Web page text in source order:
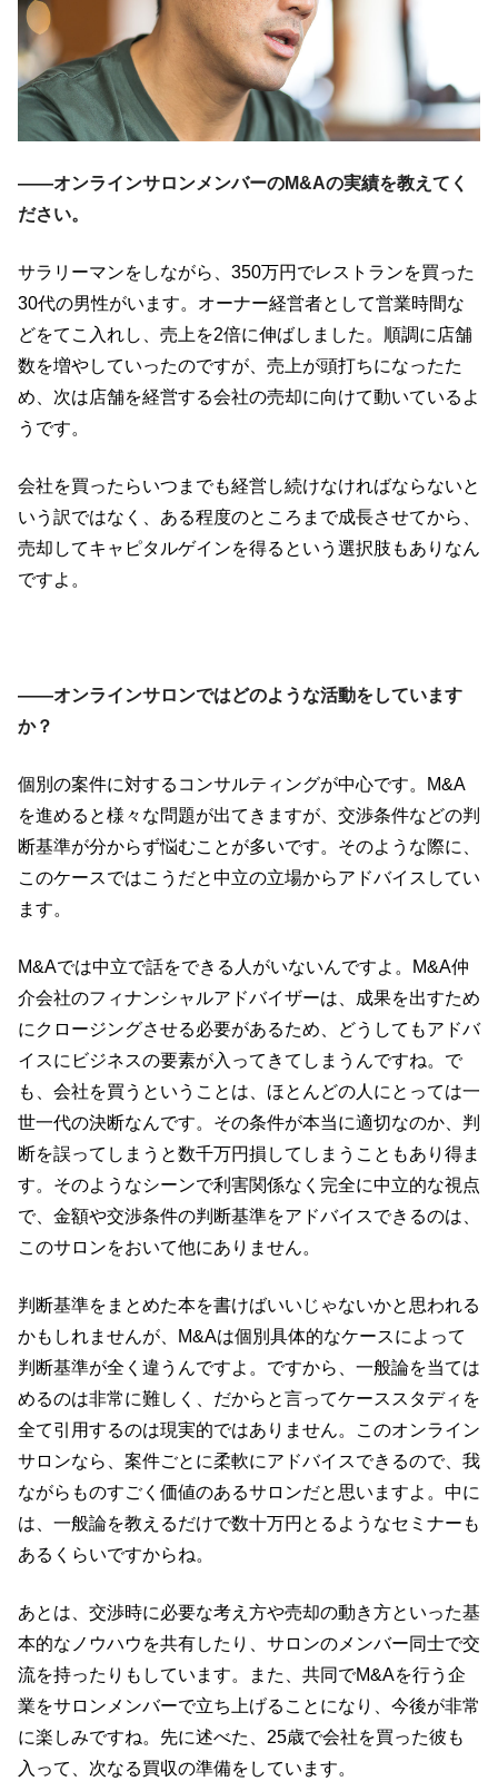
――オンラインサロンメンバーのM&Aの実績を教えてく
ださい。
サラリーマンをしながら、350万円でレストランを買った
30代の男性がいます。オーナー経営者として営業時間な
どをてこ入れし、売上を2倍に伸ばしました。順調に店舗
数を増やしていったのですが、売上が頭打ちになったた
め、次は店舗を経営する会社の売却に向けて動いているよ
うです。
会社を買ったらいつまでも経営し続けなければならないと
いう訳ではなく、ある程度のところまで成長させてから、
売却してキャピタルゲインを得るという選択肢もありなん
ですよ。
――オンラインサロンではどのような活動をしています
か？
個別の案件に対するコンサルティングが中心です。M&A
を進めると様々な問題が出てきますが、交渉条件などの判
断基準が分からず悩むことが多いです。そのような際に、
このケースではこうだと中立の立場からアドバイスしてい
ます。
M&Aでは中立で話をできる人がいないんですよ。M&A仲
介会社のフィナンシャルアドバイザーは、成果を出すため
にクロージングさせる必要があるため、どうしてもアドバ
イスにビジネスの要素が入ってきてしまうんですね。で
も、会社を買うということは、ほとんどの人にとっては一
世一代の決断なんです。その条件が本当に適切なのか、判
断を誤ってしまうと数千万円損してしまうこともあり得ま
す。そのようなシーンで利害関係なく完全に中立的な視点
で、金額や交渉条件の判断基準をアドバイスできるのは、
このサロンをおいて他にありません。
判断基準をまとめた本を書けばいいじゃないかと思われる
かもしれませんが、M&Aは個別具体的なケースによって
判断基準が全く違うんですよ。ですから、一般論を当ては
めるのは非常に難しく、だからと言ってケーススタディを
全て引用するのは現実的ではありません。このオンライン
サロンなら、案件ごとに柔軟にアドバイスできるので、我
ながらものすごく価値のあるサロンだと思いますよ。中に
は、一般論を教えるだけで数十万円とるようなセミナーも
あるくらいですからね。
あとは、交渉時に必要な考え方や売却の動き方といった基
本的なノウハウを共有したり、サロンのメンバー同士で交
流を持ったりもしています。また、共同でM&Aを行う企
業をサロンメンバーで立ち上げることになり、今後が非常
に楽しみですね。先に述べた、25歳で会社を買った彼も
入って、次なる買収の準備をしています。